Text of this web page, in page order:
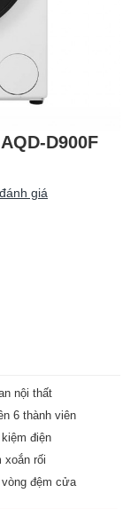
D900F
giá
nội thất
6 thành viên
điện
xoắn rối
đệm cửa